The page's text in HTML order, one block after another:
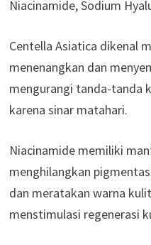
Niacinamide, Sodium
Centella Asiatica dikenal
menenangkan dan
mengurangi tanda-tanda
karena sinar matahari.
Niacinamide memiliki
menghilangkan
dan meratakan warna
menstimulasi regenerasi